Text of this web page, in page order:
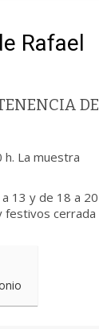
Rafael
DE
h. La muestra
13 y de 18 a 20
festivos cerrada